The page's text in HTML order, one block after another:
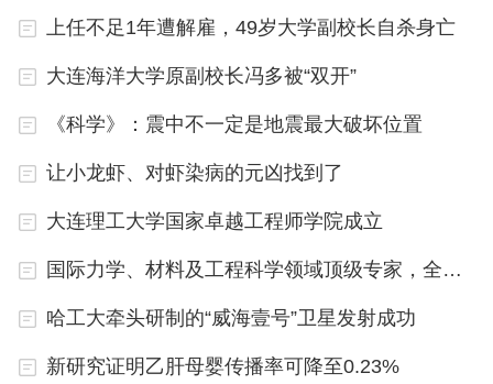
例和期刊要求，坚持对参与科研实践过程并做出实质
性贡献的学者进行署名，反对进行荣誉性、馈赠性和
利益交换性署名。按照学术发表惯例或期刊要求，体
序。反对在同行评议后、论文发表前，任意修改署名
顺序。
（原题：河北一高校开展学术论文贡献分配备案，避
免因署名排序起争议）
上任不足1年遭解雇，49岁大学副校长自杀身亡
大连海洋大学原副校长冯多被“双开”
《科学》：震中不一定是地震最大破坏位置
让小龙虾、对虾染病的元凶找到了
大连理工大学国家卓越工程师学院成立
国际力学、材料及工程科学领域顶级专家，全职加盟清华
哈工大牵头研制的“威海壹号”卫星发射成功
新研究证明乙肝母婴传播率可降至0.23%